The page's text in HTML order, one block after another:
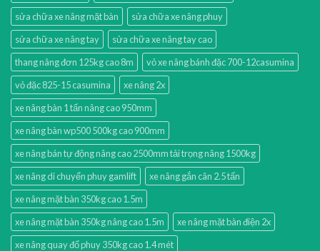
sửa chữa xe nâng mặt bàn
sửa chữa xe nâng phuy
sửa chữa xe nâng tay
sửa chữa xe nâng tay cao
thang nâng đơn 125kg cao 8m
vỏ xe nâng bánh đặc 700-12casumina
vỏ đặc 825-15 casumina
xe nâng 2x
xe nâng bàn 1 tấn nâng cao 950mm
xe nâng bàn wp500 500kg cao 900mm
xe nâng bán tự động nâng cao 2500mm tải trọng nâng 1500kg
xe nâng di chuyển phuy gamlift
xe nâng gắn cân 2.5 tấn
xe nâng mặt bàn 350kg cao 1.5m
xe nâng mặt bàn 350kg nâng cao 1.5m
xe nâng mặt bàn điện 2x
xe nâng quay đổ phuy 350kg cao 1.4 mét